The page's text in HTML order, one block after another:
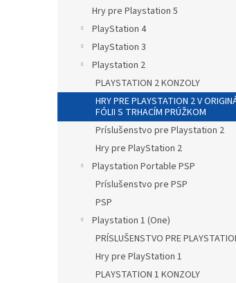
Hry pre Playstation 5
PlayStation 4
PlayStation 3
Playstation 2
PLAYSTATION 2 KONZOLY
HRY PRE PLAYSTATION 2 V
FÓLII S TRHACÍM PRÚŽKOM
Príslušenstvo pre Playstation 2
Hry pre PlayStation 2
Playstation Portable PSP
Príslušenstvo pre PSP
PSP
Playstation 1 (One)
PRÍSLUŠENSTVO PRE
Hry pre PlayStation 1
PLAYSTATION 1 KONZOLY